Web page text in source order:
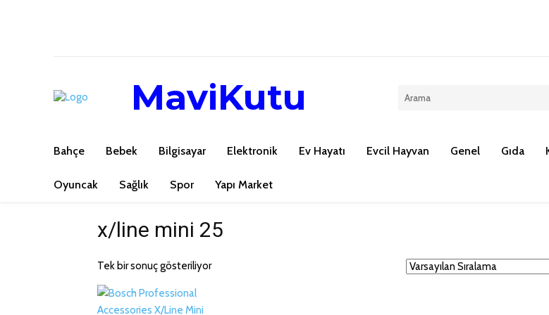
MaviKutu
Bahçe Bebek Bilgisayar Elektronik Ev Hayatı Evcil Hayvan Genel Gıda
Oyuncak Sağlık Spor Yapı Market
x/line mini 25
Tek bir sonuç gösteriliyor